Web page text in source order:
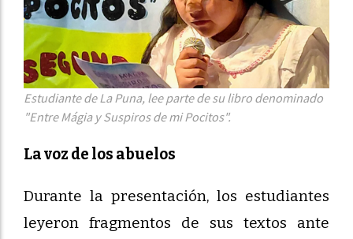
Estudiante de La Puna, lee parte de su libro denominado
"Entre Mágia y Suspiros de mi Pocitos".
La voz de los abuelos
Durante la presentación, los estudiantes
leyeron fragmentos de sus textos ante